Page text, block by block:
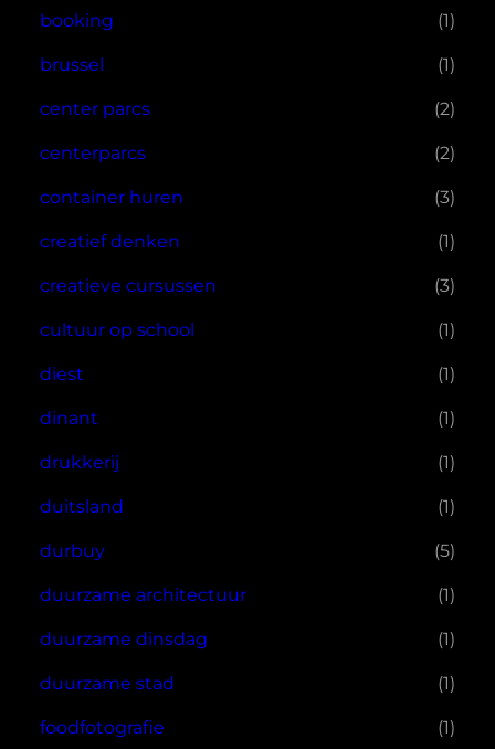
booking (1)
brussel (1)
center parcs (2)
centerparcs (2)
container huren (3)
creatief denken (1)
creatieve cursussen (3)
cultuur op school (1)
diest (1)
dinant (1)
drukkerij (1)
duitsland (1)
durbuy (5)
duurzame architectuur (1)
duurzame dinsdag (1)
duurzame stad (1)
foodfotografie (1)